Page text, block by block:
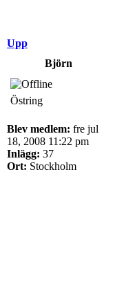
Upp
Björn
Östring
Blev medlem: fre jul
18, 2008 11:22 pm
Inlägg: 37
Ort: Stockholm